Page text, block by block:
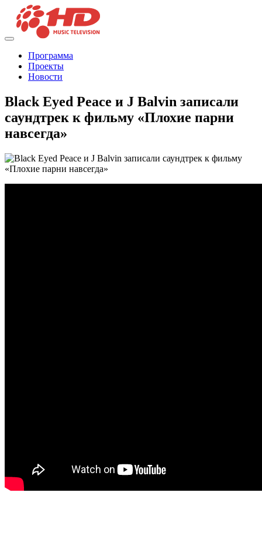
Программа
Проекты
Новости
Black Eyed Peace и J Balvin записали
саундтрек к фильму «Плохие парни
навсегда»